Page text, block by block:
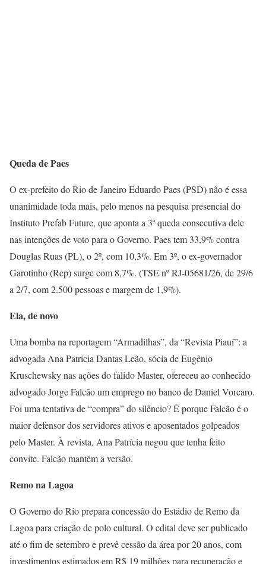
Queda de Paes
O ex-prefeito do Rio de Janeiro Eduardo Paes (PSD) não é essa
unanimidade toda mais, pelo menos na pesquisa presencial do
Instituto Prefab Future, que aponta a 3ª queda consecutiva dele
nas intenções de voto para o Governo. Paes tem 33,9% contra
Douglas Ruas (PL), o 2º, com 10,3%. Em 3º, o ex-governador
Garotinho (Rep) surge com 8,7%. (TSE nº RJ-05681/26, de 29/6
a 2/7, com 2.500 pessoas e margem de 1,9%).
Ela, de novo
Uma bomba na reportagem “Armadilhas”, da “Revista Piauí”: a
advogada Ana Patrícia Dantas Leão, sócia de Eugênio
Kruschewsky nas ações do falido Master, ofereceu ao conhecido
advogado Jorge Falcão um emprego no banco de Daniel Vorcaro.
Foi uma tentativa de “compra” do silêncio? É porque Falcão é o
maior defensor dos servidores ativos e aposentados golpeados
pelo Master. À revista, Ana Patrícia negou que tenha feito
convite. Falcão mantém a versão.
Remo na Lagoa
O Governo do Rio prepara concessão do Estádio de Remo da
Lagoa para criação de polo cultural. O edital deve ser publicado
até o fim de setembro e prevê cessão da área por 20 anos, com
investimentos estimados em R$ 19 milhões para recuperação e